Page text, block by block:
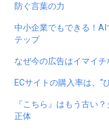
防ぐ言葉の力
中小企業でもできる！
テップ
なぜ今の広告はイマイ
ECサイトの購入率は、“
『こちら』はもう古い
正体